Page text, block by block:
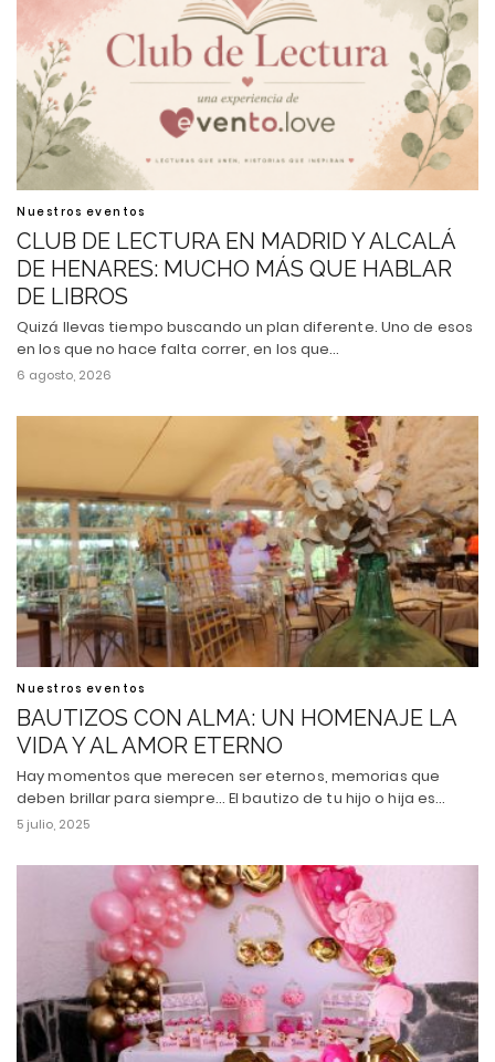
Nuestros eventos
CLUB DE LECTURA EN MADRID Y ALCALÁ
DE HENARES: MUCHO MÁS QUE HABLAR
DE LIBROS
Quizá llevas tiempo buscando un plan diferente. Uno de esos
en los que no hace falta correr, en los que…
6 agosto, 2026
Nuestros eventos
BAUTIZOS CON ALMA: UN HOMENAJE LA
VIDA Y AL AMOR ETERNO
Hay momentos que merecen ser eternos, memorias que
deben brillar para siempre... El bautizo de tu hijo o hija es…
5 julio, 2025